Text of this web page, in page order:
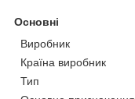
Основні
Виробник
Країна виробник
Тип